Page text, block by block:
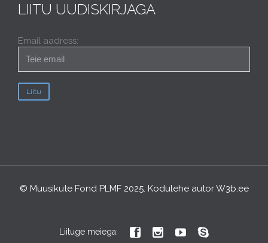
LIITU UUDISKIRJAGA
Email aadress:
© Muusikute Fond PLMF 2025. Kodulehe autorW3b.ee
Liituge meiega:    